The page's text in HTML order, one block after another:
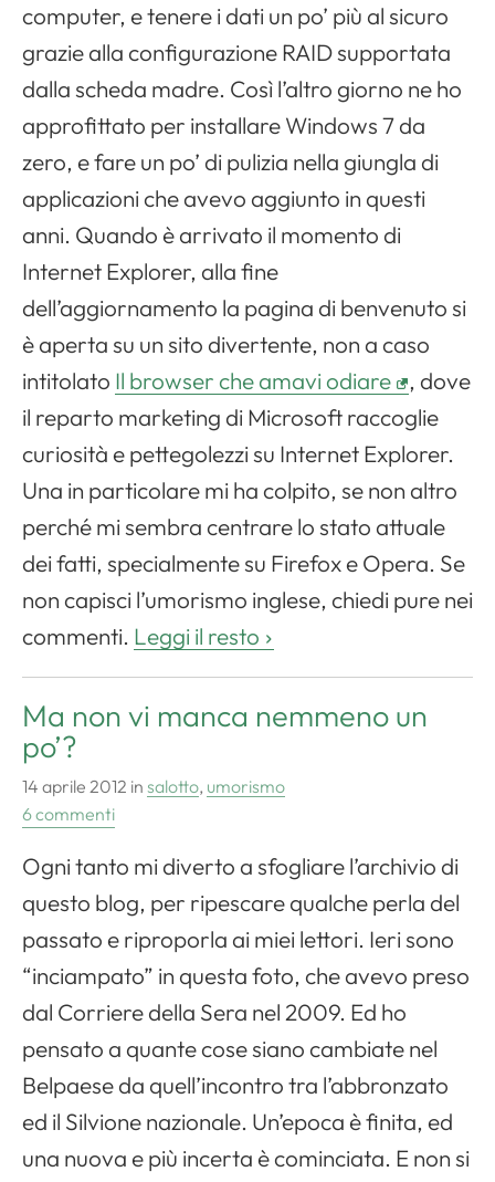
computer, e tenere i dati un po’ più al sicuro
grazie alla configurazione RAID supportata
dalla scheda madre. Così l’altro giorno ne ho
approfittato per installare Windows 7 da
zero, e fare un po’ di pulizia nella giungla di
applicazioni che avevo aggiunto in questi
anni. Quando è arrivato il momento di
Internet Explorer, alla fine
dell’aggiornamento la pagina di benvenuto si
è aperta su un sito divertente, non a caso
intitolato Il browser che amavi odiare
, dove
il reparto marketing di Microsoft raccoglie
curiosità e pettegolezzi su Internet Explorer.
Una in particolare mi ha colpito, se non altro
perché mi sembra centrare lo stato attuale
dei fatti, specialmente su Firefox e Opera. Se
non capisci l’umorismo inglese, chiedi pure nei
commenti. Leggi il resto
Ma non vi manca nemmeno un
po’?
14 aprile 2012 in salotto, umorismo
6 commenti
Ogni tanto mi diverto a sfogliare l’archivio di
questo blog, per ripescare qualche perla del
passato e riproporla ai miei lettori. Ieri sono
“inciampato” in questa foto, che avevo preso
dal Corriere della Sera nel 2009. Ed ho
pensato a quante cose siano cambiate nel
Belpaese da quell’incontro tra l’abbronzato
ed il Silvione nazionale. Un’epoca è finita, ed
una nuova e più incerta è cominciata. E non si
Apri il menu di navigazione